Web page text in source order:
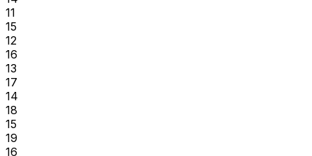
11
15
12
16
13
17
14
18
15
19
16